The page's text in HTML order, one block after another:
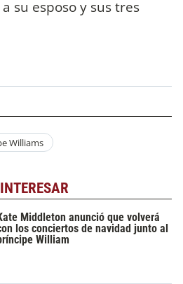
su esposo y sus tres
Williams
Middleton anunció que volverá
los conciertos de navidad junto al
William